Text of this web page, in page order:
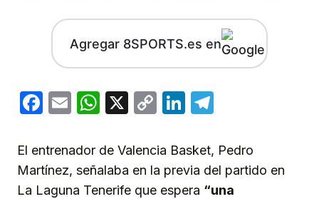
Agregar 8SPORTS.es en
Facebook
EmailWhatsApp
X
CopyLinkedIn
El entrenador de Valencia Basket, Pedro
Martínez, señalaba en la previa del partido en
La Laguna Tenerife que espera “una